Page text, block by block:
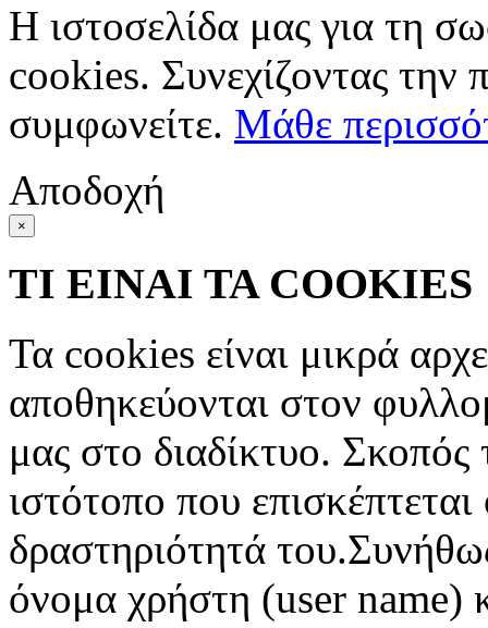
Η ιστοσελίδα μας για τη
cookies. Συνεχίζοντας την
συμφωνείτε. Μάθε
Αποδοχή
×
ΤΙ ΕΙΝΑΙ ΤΑ COOKIES
Τα cookies είναι μικρά
αποθηκεύονται στον
μας στο διαδίκτυο. Σκοπός
ιστότοπο που
δραστηριότητά
όνομα χρήστη (user name)